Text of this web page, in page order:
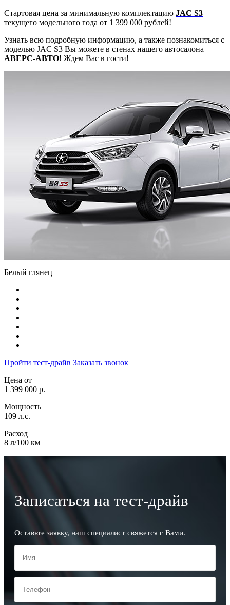
Стартовая цена за минимальную комплектацию JAC S3
текущего модельного года от 1 399 000 рублей!
Узнать всю подробную информацию, а также познакомиться с
моделью JAC S3 Вы можете в стенах нашего автосалона
АВЕРС-АВТО! Ждем Вас в гости!
Белый глянец
Пройти тест‑драйв Заказать звонок
Цена от
1 399 000 р.
Мощность
109 л.с.
Расход
8 л/100 км
Записаться на тест-драйв
Оставьте заявку, наш специалист свяжется с Вами.